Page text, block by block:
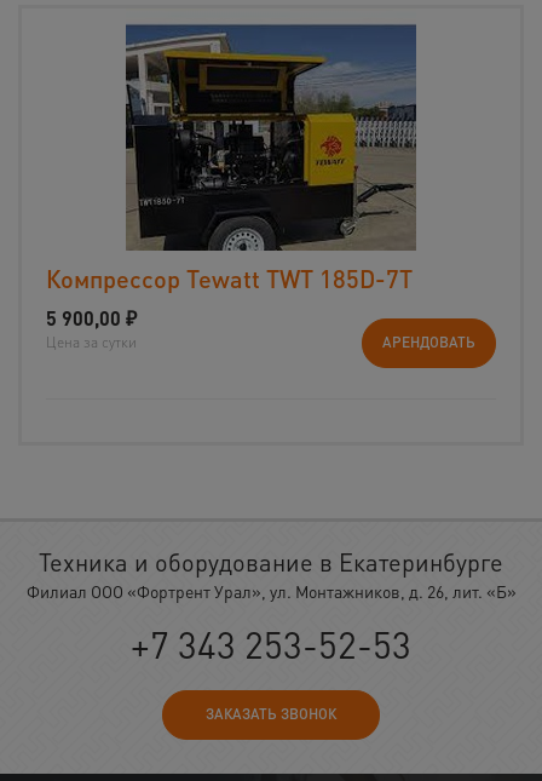
Компрессор Tewatt TWT 185D-7T
5 900,00 ₽
Цена за сутки АРЕНДОВАТЬ
Техника и оборудование в Екатеринбурге
Филиал ООО «Фортрент Урал», ул. Монтажников, д. 26, лит. «Б»
+7 343 253-52-53
ЗАКАЗАТЬ ЗВОНОК